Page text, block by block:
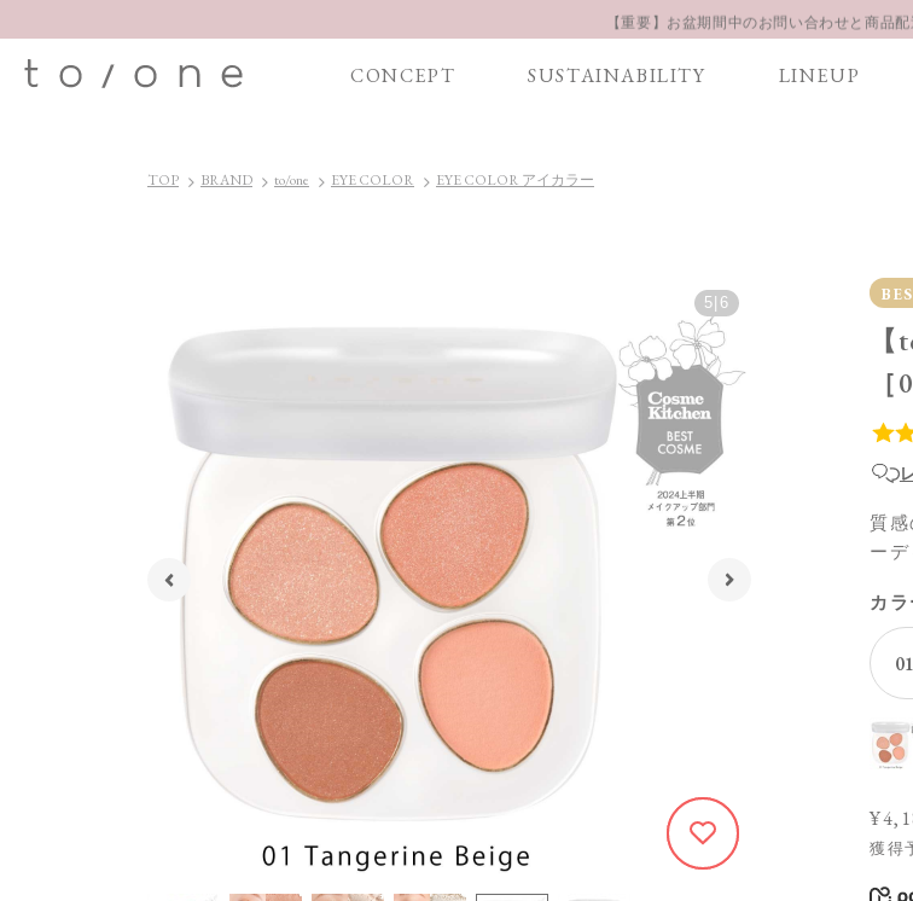
【重要】お盆期間中のお問い合わせと商品
CONCEPT SUSTAINABILITY LINEUP
TOP BRAND to/one EYE COLOR EYE COLOR アイカラー
5 6
1708
質
ー
カ
獲得